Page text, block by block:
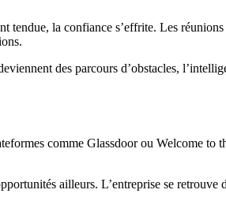
tendue, la confiance s’effrite. Les réunions
des parcours d’obstacles,
comme Glassdoor ou Welcome to
ailleurs. L’entreprise se retrouve